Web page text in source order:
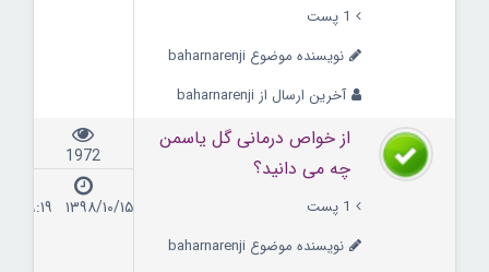
1 پست
نویسنده موضوع baharnarenji
آخرین ارسال از baharnarenji
از خواص درمانی گل یاسمن
چه می دانید؟
1 پست
نویسنده موضوع baharnarenji
1972
۱۳۹۸/۱۰/۱۵ ۱۹:۱۹